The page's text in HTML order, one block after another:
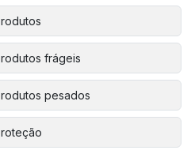
frágeis
pesados